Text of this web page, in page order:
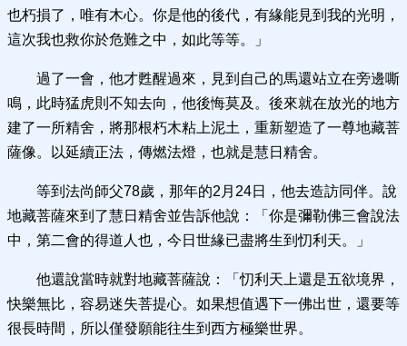
也朽損了，唯有木心。你是他的後代，有緣能見到我的光明，
這次我也救你於危難之中，如此等等。」
過了一會，他才甦醒過來，見到自己的馬還站立在旁邊嘶
鳴，此時猛虎則不知去向，他後悔莫及。後來就在放光的地方
建了一所精舍，將那根朽木粘上泥土，重新塑造了一尊地藏菩
薩像。以延續正法，傳燃法燈，也就是慧日精舍。
等到法尚師父78歲，那年的2月24日，他去造訪同伴。說
地藏菩薩來到了慧日精舍並告訴他說：「你是彌勒佛三會說法
中，第二會的得道人也，今日世緣已盡將生到忉利天。」
他還說當時就對地藏菩薩說：「忉利天上還是五欲境界，
快樂無比，容易迷失菩提心。如果想值遇下一佛出世，還要等
很長時間，所以僅發願能往生到西方極樂世界。